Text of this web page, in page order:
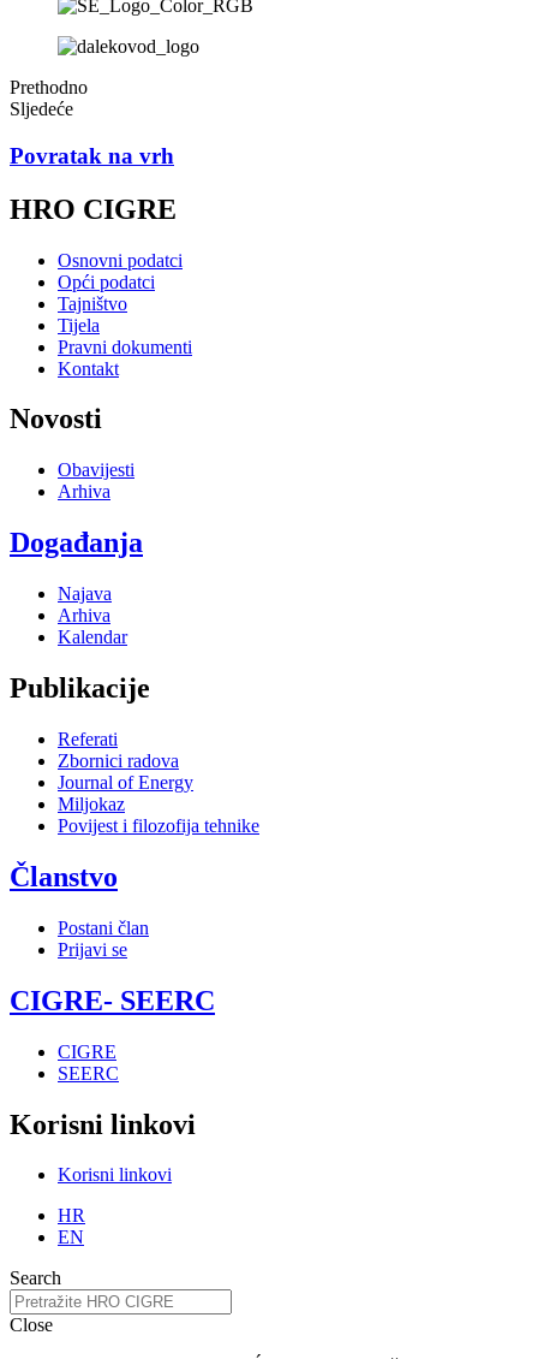
Prethodno
Sljedeće
Povratak na vrh
HRO CIGRE
Osnovni podatci
Opći podatci
Tajništvo
Tijela
Pravni dokumenti
Kontakt
Novosti
Obavijesti
Arhiva
Događanja
Najava
Arhiva
Kalendar
Publikacije
Referati
Zbornici radova
Journal of Energy
Miljokaz
Povijest i filozofija tehnike
Članstvo
Postani član
Prijavi se
CIGRE- SEERC
CIGRE
SEERC
Korisni linkovi
Korisni linkovi
HR
EN
Search
Close